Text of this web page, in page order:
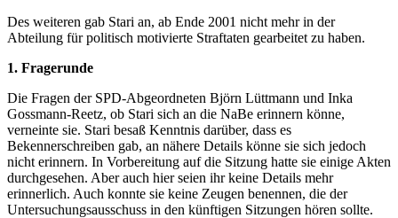
Des weiteren gab Stari an, ab Ende 2001 nicht mehr in der
Abteilung für politisch motivierte Straftaten gearbeitet zu haben.
1. Fragerunde
Die Fragen der SPD-Abgeordneten Björn Lüttmann und Inka
Gossmann-Reetz, ob Stari sich an die NaBe erinnern könne,
verneinte sie. Stari besaß Kenntnis darüber, dass es
Bekennerschreiben gab, an nähere Details könne sie sich jedoch
nicht erinnern. In Vorbereitung auf die Sitzung hatte sie einige Akten
durchgesehen. Aber auch hier seien ihr keine Details mehr
erinnerlich. Auch konnte sie keine Zeugen benennen, die der
Untersuchungsausschuss in den künftigen Sitzungen hören sollte.